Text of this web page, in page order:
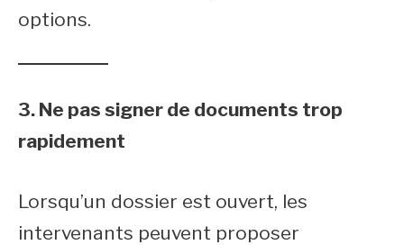
options.
3. Ne pas signer de documents trop
rapidement
Lorsqu’un dossier est ouvert, les
intervenants peuvent proposer